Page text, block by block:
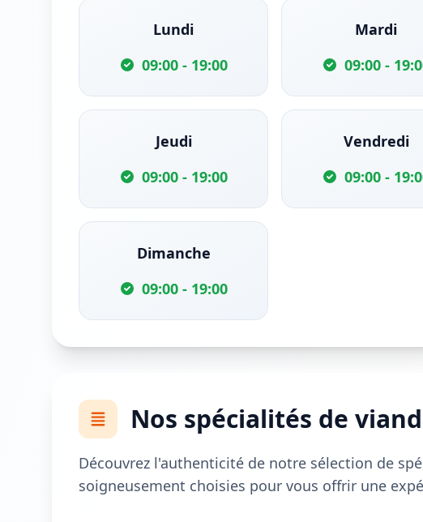
Lundi
09:00 - 19:00
Mardi
09:00 -
Jeudi
09:00 - 19:00
Vendredi
09:00 -
Dimanche
09:00 - 19:00
Nos spécialités de
Découvrez l'authenticité de notre sélection de
soigneusement choisies pour vous offrir une